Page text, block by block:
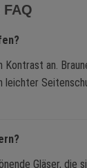
Kontrast an.
leichter
Gläser, die